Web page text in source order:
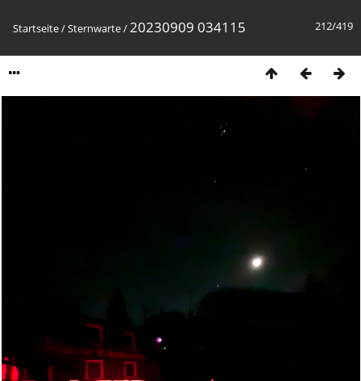
212/419
Startseite/Sternwarte/20230909 034115